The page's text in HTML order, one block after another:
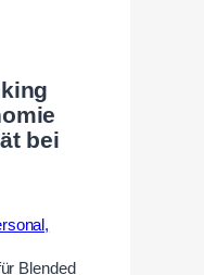
bei
Blended